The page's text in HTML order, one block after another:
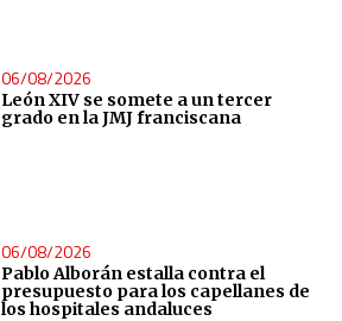
06/08/2026
León XIV se somete a un tercer
grado en la JMJ franciscana
06/08/2026
Pablo Alborán estalla contra el
presupuesto para los capellanes de
los hospitales andaluces